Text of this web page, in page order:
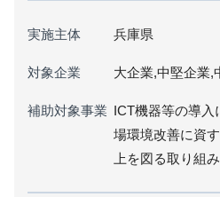
実施主体 兵庫県
対象企業 大企業,中堅企業,
補助対象事業 ICT機器等の導入
場環境改善に資
上を図る取り組み